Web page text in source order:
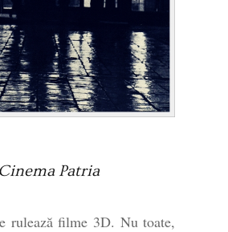
Cinema Patria
rulează filme 3D. Nu toate,